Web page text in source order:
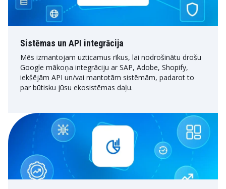
Sistēmas un API integrācija
Mēs izmantojam uzticamus rīkus, lai nodrošinātu drošu
Google mākoņa integrāciju ar SAP, Adobe, Shopify,
iekšējām API un/vai mantotām sistēmām, padarot to
par būtisku jūsu ekosistēmas daļu.